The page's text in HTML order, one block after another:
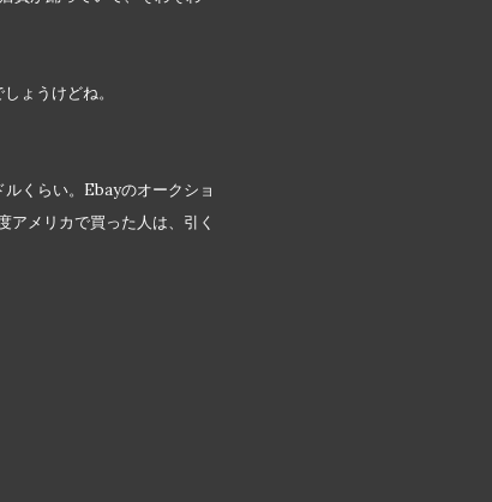
ょうけどね。
くらい。Ebayのオークショ
メリカで買った人は、引く